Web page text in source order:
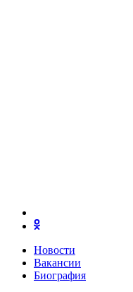
Новости
Вакансии
Биография